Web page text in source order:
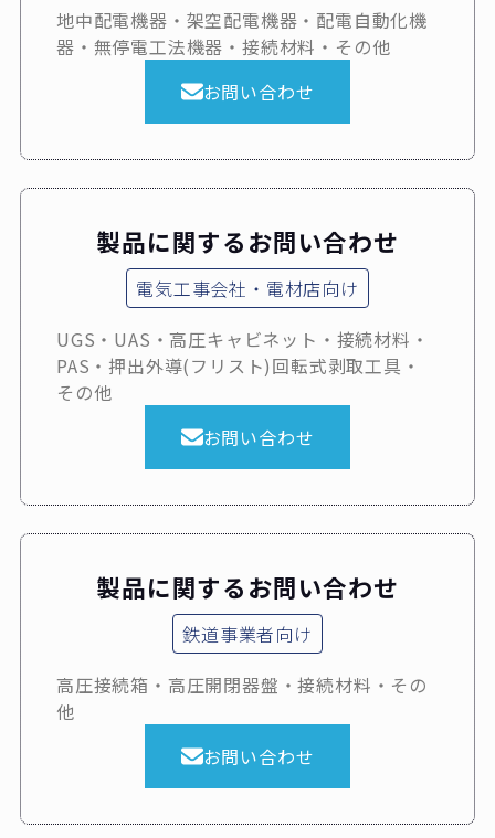
地中配電機器・架空配電機器・配電自動化機
器・無停電工法機器・接続材料・その他
お問い合わせ
製品に関するお問い合わせ
電気工事会社・電材店向け
UGS・UAS・高圧キャビネット・接続材料・
PAS・押出外導(フリスト)回転式剥取工具・
その他
お問い合わせ
製品に関するお問い合わせ
鉄道事業者向け
高圧接続箱・高圧開閉器盤・接続材料・その
他
お問い合わせ